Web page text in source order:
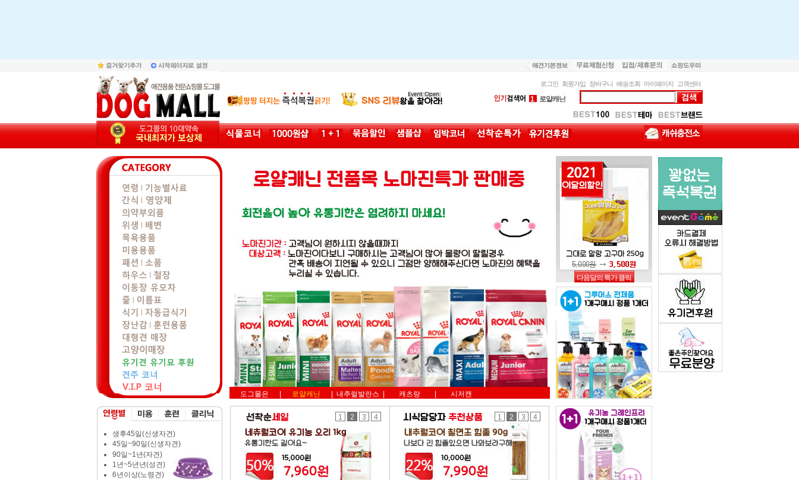
로그인 회원가입 장바구니 배송조회 마이페이지 고객센터
1
로얄캐닌
내추럴발란스
2
내추럴발란스
도그몰은 로얄캐닌 내추럴발란스 캐츠랑 시저캔
다음달의 특가 클릭
생후45일(신생자견)
45일~90일(신생자견)
90일~1년(자견)
1년~5년년(성견)
6년이상(노령견)
1 2 3 4 1 2 3 4